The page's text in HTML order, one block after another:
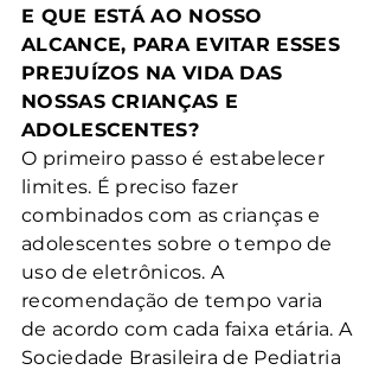
E QUE ESTÁ AO NOSSO
ALCANCE, PARA EVITAR ESSES
PREJUÍZOS NA VIDA DAS
NOSSAS CRIANÇAS E
ADOLESCENTES?
O primeiro passo é estabelecer
limites. É preciso fazer
combinados com as crianças e
adolescentes sobre o tempo de
uso de eletrônicos. A
recomendação de tempo varia
de acordo com cada faixa etária. A
Sociedade Brasileira de Pediatria